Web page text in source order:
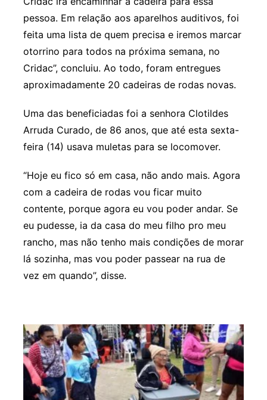
pessoa. Em relação aos aparelhos auditivos, foi
feita uma lista de quem precisa e iremos marcar
otorrino para todos na próxima semana, no
Cridac”, concluiu. Ao todo, foram entregues
aproximadamente 20 cadeiras de rodas novas.
Uma das beneficiadas foi a senhora Clotildes
Arruda Curado, de 86 anos, que até esta sexta-
feira (14) usava muletas para se locomover.
“Hoje eu fico só em casa, não ando mais. Agora
com a cadeira de rodas vou ficar muito
contente, porque agora eu vou poder andar. Se
eu pudesse, ia da casa do meu filho pro meu
rancho, mas não tenho mais condições de morar
lá sozinha, mas vou poder passear na rua de
vez em quando”, disse.